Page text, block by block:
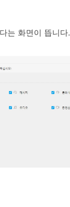
는 화면이 뜹니다.